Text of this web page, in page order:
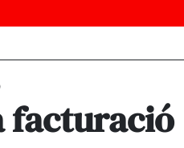
facturació